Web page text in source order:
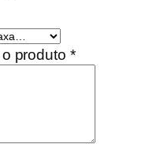
produto *